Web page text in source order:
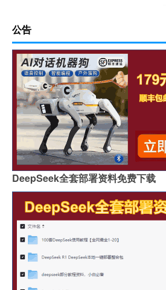
公告
DeepSeek全套部署资料免费下载